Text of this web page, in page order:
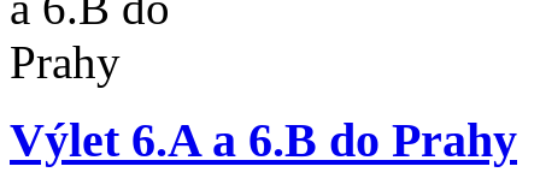
Výlet 6.A a 6.B do Prahy